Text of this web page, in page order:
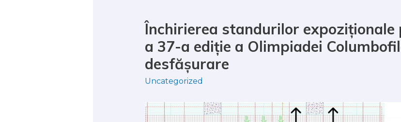
Închirierea standurilor expoziționale
a 37-a ediție a Olimpiadei
desfășurare
Uncategorized